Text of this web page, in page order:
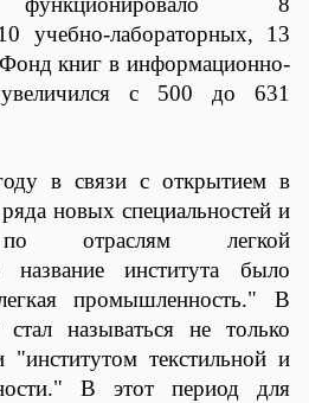
учебно-лабораторных, 13
книг в информационно-
увеличился с 500 до 631
в связи с открытием в
новых специальностей и
по отраслям легкой
института было
промышленность." В
стал называться не только
текстильной и
В этот период для